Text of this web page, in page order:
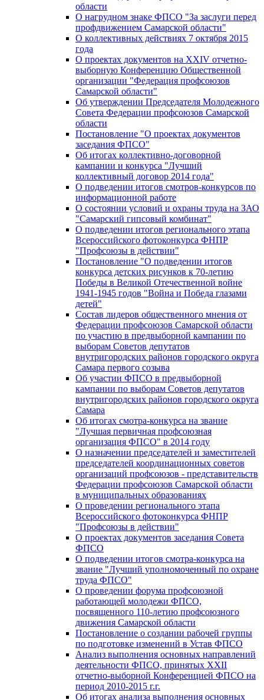
области
О нагрудном знаке ФПСО "За заслуги перед
профдвижением Самарской области"
О коллективных действиях 7 октября 2015
года
О проектах документов на XXIV отчетно-
выборную Конференцию Общественной
организации "Федерация профсоюзов
Самарской области"
Об утверждении Председателя Молодежного
Совета Федерации профсоюзов Самарской
области
Постановление "О проектах документов
заседания ФПСО"
Об итогах коллективно-договорной
кампании и конкурса "Лучший
коллективный договор 2014 года"
О подведении итогов смотров-конкурсов по
информационной работе
О состоянии условий и охраны труда на ЗАО
"Самарский гипсовый комбинат"
О подведении итогов регионального этапа
Всероссийского фотоконкурса ФНПР
"Профсоюзы в действии"
Постановление "О подведении итогов
конкурса детских рисунков к 70-летию
Победы в Великой Отечественной войне
1941-1945 годов "Война и Победа глазами
детей"
Состав лидеров общественного мнения от
Федерации профсоюзов Самарской области
по участию в предвыборной кампании по
выборам Советов депутатов
внутригородских районов городского округа
Самара первого созыва
Об участии ФПСО в предвыборной
кампании по выборам Советов депутатов
внутригородских районов городского округа
Самара
Об итогах смотра-конкурса на звание
"Лучшая первичная профсоюзная
организация ФПСО" в 2014 году
О назначении председателей и заместителей
председателей координационных советов
организаций профсоюзов - представительств
Федерации профсоюзов Самарской области
в муниципальных образованиях
О проведении регионального этапа
Всероссийского фотоконкурса ФНПР
"Профсоюзы в действии"
О проектах документов заседания Совета
ФПСО
О подведении итогов смотра-конкурса на
звание "Лучший уполномоченный по охране
труда ФПСО"
О проведении форума профсоюзной
работающей молодежи ФПСО,
посвященного 110-летию профсоюзного
движения Самарской области
Постановление о создании рабочей группы
по подготовке изменений в Устав ФПСО
Анализ выполнения основных направлений
деятельности ФПСО, принятых XXII
отчетно-выборной Конференцией ФПСО на
период 2010-2015 г.г.
Об итогах анализа выполнения основных